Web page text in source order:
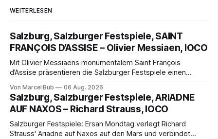
WEITERLESEN
Salzburg, Salzburger Festspiele, SAINT
FRANÇOIS D’ASSISE – Olivier Messiaen, IOCO
Mit Olivier Messiaens monumentalem Saint François
d’Assise präsentieren die Salzburger Festspiele einen
eine bildgewaltige Inszenierung, Maxime Pascal entfaltet
die komplexe Partitur eindrucksvoll, Philippe Sly berührt als
Franziskus.
Von Marcel Bub 06 Aug. 2026
Salzburg, Salzburger Festspiele, ARIADNE
AUF NAXOS – Richard Strauss, IOCO
Salzburger Festspiele: Ersan Mondtag verlegt Richard
Strauss' Ariadne auf Naxos auf den Mars und verbindet